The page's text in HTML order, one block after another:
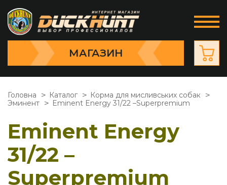
МАГАЗИН
Головна Каталог
Корма для мисливських собак
Эминент
Eminent Energy 31/22 –Superpremium
Eminent Energy
31/22 –
Superpremium